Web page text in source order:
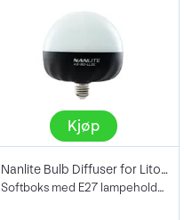
Kjøp
Nanlite Bulb Diffuser for LitoLite 5C
Softboks med E27 lampeholder for lading